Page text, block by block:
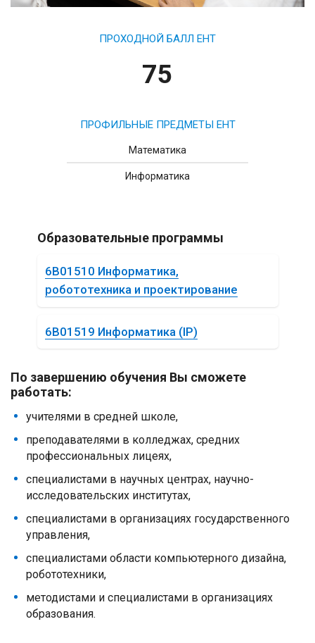
ПРОХОДНОЙ БАЛЛ ЕНТ
75
ПРОФИЛЬНЫЕ ПРЕДМЕТЫ ЕНТ
Математика
Информатика
Образовательные программы
6B01510 Информатика,
робототехника и проектирование
6B01519 Информатика (IP)
По завершению обучения Вы сможете
работать:
учителями в средней школе,
преподавателями в колледжах, средних
профессиональных лицеях,
специалистами в научных центрах, научно-
исследовательских институтах,
специалистами в организациях государственного
управления,
специалистами области компьютерного дизайна,
робототехники,
методистами и специалистами в организациях
образования.